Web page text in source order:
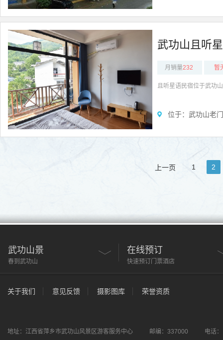
武功山且听
月销量232 暂
且听星语民宿位于武功
位于：武功山老
上一页 1 2
武功山景
春到武功山
在线预订
快速预订门票酒店
关于我们 意见反馈 摄影图库 荣誉资质
地址：江西省萍乡市武功山风景区游客服务中心 邮编：337000